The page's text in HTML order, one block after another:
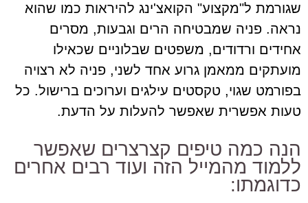
שגורמת ל"מקצוע" הקואצ'ינג להיראות כמו שהוא
נראה. פניה שמבטיחה הרים וגבעות, מסרים
אחידים ורדודים, משפטים שבלוניים שכאילו
מועתקים ממאמן גרוע אחד לשני, פניה לא רצויה
בפורמט שגוי, טקסטים עילגים וערוכים ברישול. כל
טעות אפשרית שאפשר להעלות על הדעת.
הנה כמה טיפים קצרצרים שאפשר
ללמוד מהמייל הזה ועוד רבים אחרים
כדוגמתו: